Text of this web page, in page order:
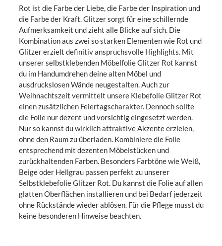
Rot ist die Farbe der Liebe, die Farbe der Inspiration und
die Farbe der Kraft. Glitzer sorgt für eine schillernde
Aufmerksamkeit und zieht alle Blicke auf sich. Die
Kombination aus zwei so starken Elementen wie Rot und
Glitzer erzielt definitiv anspruchsvolle Highlights. Mit
unserer selbstklebenden Möbelfolie Glitzer Rot kannst
du im Handumdrehen deine alten Möbel und
ausdruckslosen Wände neugestalten. Auch zur
Weihnachtszeit vermittelt unsere Klebefolie Glitzer Rot
einen zusätzlichen Feiertagscharakter. Dennoch sollte
die Folie nur dezent und vorsichtig eingesetzt werden.
Nur so kannst du wirklich attraktive Akzente erzielen,
ohne den Raum zu überladen. Kombiniere die Folie
entsprechend mit dezenten Möbelstücken und
zurückhaltenden Farben. Besonders Farbtöne wie Weiß,
Beige oder Hellgrau passen perfekt zu unserer
Selbstklebefolie Glitzer Rot. Du kannst die Folie auf allen
glatten Oberflächen installieren und bei Bedarf jederzeit
ohne Rückstände wieder ablösen. Für die Pflege musst du
keine besonderen Hinweise beachten.